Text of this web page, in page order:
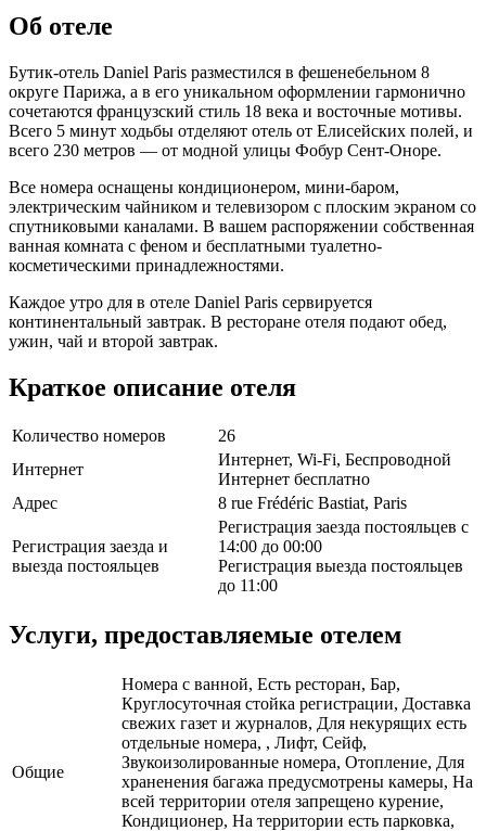
Об отеле
Бутик-отель Daniel Paris разместился в фешенебельном 8
округе Парижа, а в его уникальном оформлении гармонично
сочетаются французский стиль 18 века и восточные мотивы.
Всего 5 минут ходьбы отделяют отель от Елисейских полей, и
всего 230 метров — от модной улицы Фобур Сент-Оноре.
Все номера оснащены кондиционером, мини-баром,
электрическим чайником и телевизором с плоским экраном со
спутниковыми каналами. В вашем распоряжении собственная
ванная комната с феном и бесплатными туалетно-
косметическими принадлежностями.
Каждое утро для в отеле Daniel Paris сервируется
континентальный завтрак. В ресторане отеля подают обед,
ужин, чай и второй завтрак.
Краткое описание отеля
Количество номеров
26
Интернет
Интернет, Wi-Fi, Беспроводной
Интернет бесплатно
Адрес
8 rue Frédéric Bastiat, Paris
Регистрация заезда и
выезда постояльцев
Регистрация заезда постояльцев с
14:00 до 00:00
Регистрация выезда постояльцев
до 11:00
Услуги, предоставляемые отелем
Общие
Номера с ванной, Есть ресторан, Бар,
Круглосуточная стойка регистрации, Доставка
свежих газет и журналов, Для некурящих есть
отдельные номера, , Лифт, Сейф,
Звукоизолированные номера, Отопление, Для
храненения багажа предусмотрены камеры, На
всей территории отеля запрещено курение,
Кондиционер, На территории есть парковка,